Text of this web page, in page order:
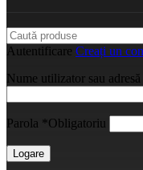
Autentificare Creați un
Nume utilizator sau
Parola *Obligatoriu
Logare